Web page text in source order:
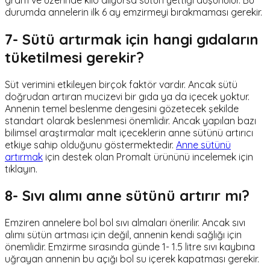
durumda annelerin ilk 6 ay emzirmeyi bırakmaması gerekir.
7- Sütü artırmak için hangi gıdaların
tüketilmesi gerekir?
Süt verimini etkileyen birçok faktör vardır. Ancak sütü
doğrudan artıran mucizevi bir gıda ya da içecek yoktur.
Annenin temel beslenme dengesini gözetecek şekilde
standart olarak beslenmesi önemlidir. Ancak yapılan bazı
bilimsel araştırmalar malt içeceklerin anne sütünü artırıcı
etkiye sahip olduğunu göstermektedir. Anne sütünü
artırmak için destek olan Promalt ürününü incelemek için
tıklayın.
8- Sıvı alımı anne sütünü artırır mı?
Emziren annelere bol bol sıvı almaları önerilir. Ancak sıvı
alımı sütün artması için değil, annenin kendi sağlığı için
önemlidir. Emzirme sırasında günde 1- 1.5 litre sıvı kaybına
uğrayan annenin bu açığı bol su içerek kapatması gerekir.